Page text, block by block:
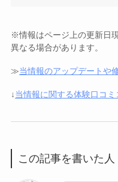
※情報はページ上の更新日
異なる場合があります。
≫当情報のアップデートや
↓当情報に関する体験口コ
この記事を書いた人